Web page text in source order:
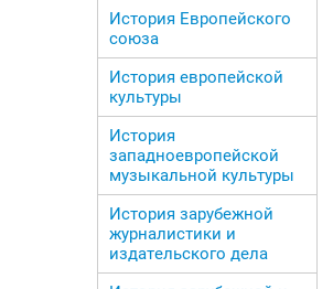
История Европейского
союза
История европейской
культуры
История
западноевропейской
музыкальной культуры
История зарубежной
журналистики и
издательского дела